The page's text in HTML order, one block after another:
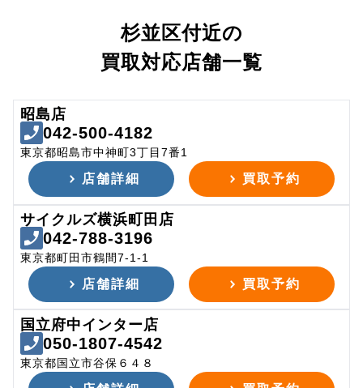
杉並区付近の
買取対応店舗一覧
昭島店
042-500-4182
東京都昭島市中神町3丁目7番1
店舗詳細 買取予約
サイクルズ横浜町田店
042-788-3196
東京都町田市鶴間7-1-1
店舗詳細 買取予約
国立府中インター店
050-1807-4542
東京都国立市谷保６４８